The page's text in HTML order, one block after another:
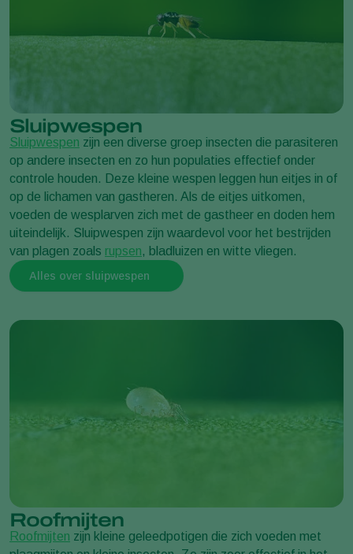
Sluipwespen
Sluipwespen zijn een diverse groep insecten die parasiteren
op andere insecten en zo hun populaties effectief onder
controle houden. Deze kleine wespen leggen hun eitjes in of
op de lichamen van gastheren. Als de eitjes uitkomen,
voeden de wesplarven zich met de gastheer en doden hem
uiteindelijk. Sluipwespen zijn waardevol voor het bestrijden
van plagen zoals rupsen, bladluizen en witte vliegen.
Alles over sluipwespen
Roofmijten
Roofmijten zijn kleine geleedpotigen die zich voeden met